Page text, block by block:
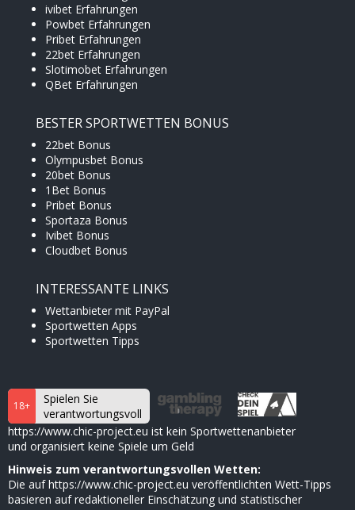
ivibet Erfahrungen
Powbet Erfahrungen
Pribet Erfahrungen
22bet Erfahrungen
Slotimobet Erfahrungen
QBet Erfahrungen
BESTER SPORTWETTEN BONUS
22bet Bonus
Olympusbet Bonus
20bet Bonus
1Bet Bonus
Pribet Bonus
Sportaza Bonus
Ivibet Bonus
Cloudbet Bonus
INTERESSANTE LINKS
Wettanbieter mit PayPal
Sportwetten Apps
Sportwetten Tipps
18+
Spielen Sie
verantwortungsvoll
https://www.chic-project.eu ist kein Sportwettenanbieter
und organisiert keine Spiele um Geld
Hinweis zum verantwortungsvollen Wetten:
Die auf https://www.chic-project.eu veröffentlichten Wett-Tipps
basieren auf redaktioneller Einschätzung und statistischer